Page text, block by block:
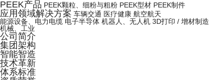
PEEK产品 PEEK颗粒、细粉与粗粉 PEEK型材 PEEK制件
应用领域解决方案 车辆交通 医疗健康 航空航天
能源设备、电力电缆 电子半导体 机器人、无人机 3D打印 / 增材制造
机械、工业
公司简介
集团架构
智能智造
技术革新
体系标准